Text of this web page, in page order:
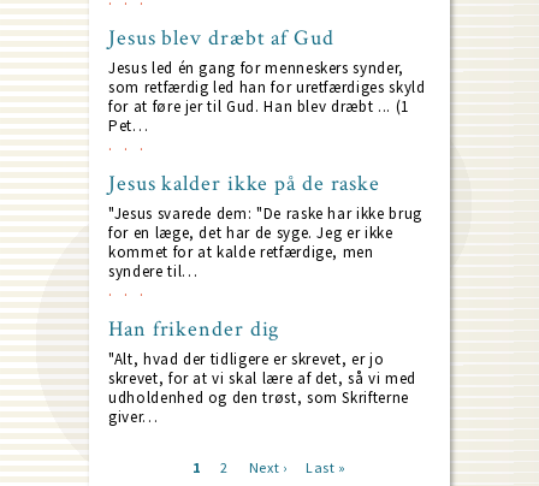
Jesus blev dræbt af Gud
Jesus led én gang for menneskers synder,
som retfærdig led han for uretfærdiges skyld
for at føre jer til Gud. Han blev dræbt ... (1
Pet…
Jesus kalder ikke på de raske
"Jesus svarede dem: "De raske har ikke brug
for en læge, det har de syge. Jeg er ikke
kommet for at kalde retfærdige, men
syndere til…
Han frikender dig
"Alt, hvad der tidligere er skrevet, er jo
skrevet, for at vi skal lære af det, så vi med
udholdenhed og den trøst, som Skrifterne
giver…
Current
1 Page
2
Next
Next ›
Last
Last »